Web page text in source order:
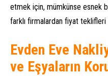
etmek için, mümkünse esnek
farklı firmalardan fiyat teklifleri
Evden Eve
ve Eşyaların